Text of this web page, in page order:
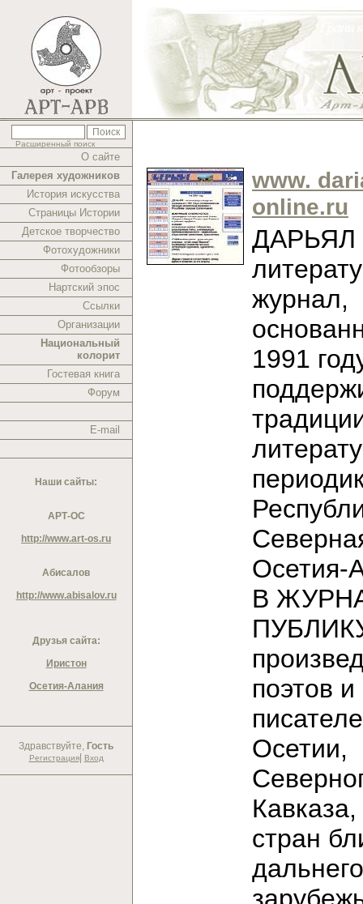
Расширенный поиск
О сайте
Галерея художников
История искусства
Страницы Истории
Детское творчество
Фотохудожники
Фотообзоры
Нартский эпос
Ссылки
Организации
Национальный
колорит
Гостевая книга
Форум
E-mail
Наши сайты:
АРТ-ОС
http://www.art-os.ru
Абисалов
http://www.abisalov.ru
Друзья сайта:
Иристон
Осетия-Алания
Здравствуйте, Гость
Регистрация| Вход
www.
online.ru
ДАРЬЯЛ
журнал,
1991
В
поэтов и
Осетии,
стран
дальнего